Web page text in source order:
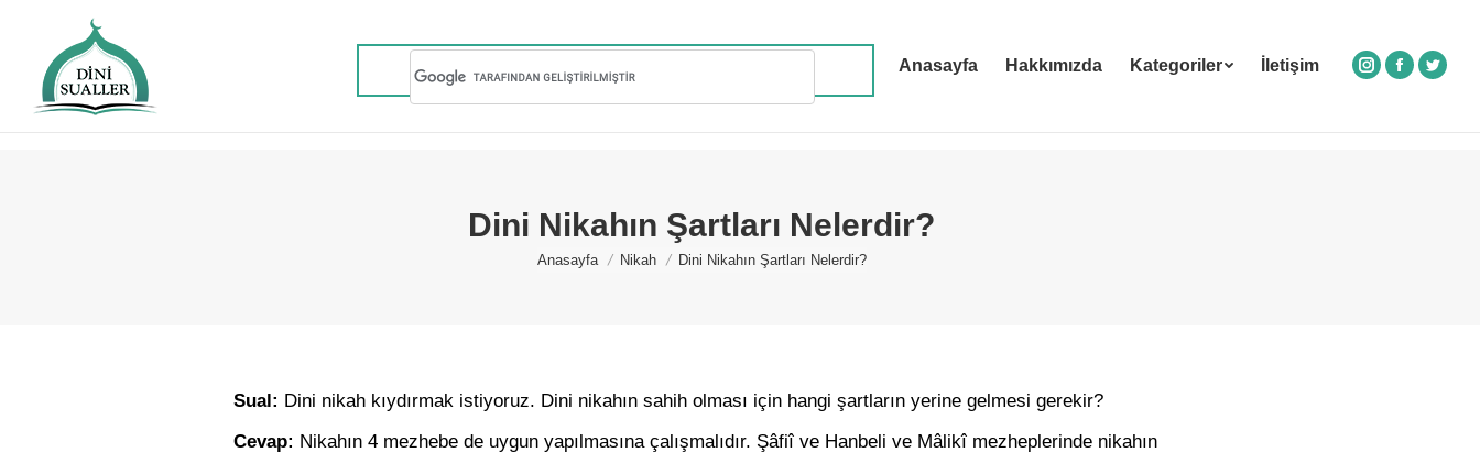
Anasayfa Hakkımızda Kategoriler İletişim
Instagram
Facebook
Dini Nikahın Şartları Nelerdir?
You are here:
Anasayfa Nikah Dini Nikahın Şartları Nelerdir?
Sual: Dini nikah kıydırmak istiyoruz. Dini nikahın sahih olması için hangi şartların yerine gelmesi gerekir?
Cevap: Nikahın 4 mezhebe de uygun yapılmasına çalışmalıdır. Şâfiî ve Hanbeli ve Mâlikî mezheplerinde nikahın